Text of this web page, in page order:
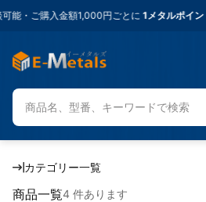
能・ご購入金額1,000円ごとに1メタルポイント
カテゴリー一覧
商品一覧4 件あります